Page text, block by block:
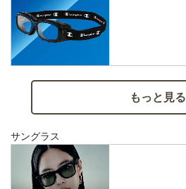
もっと見る
サングラス